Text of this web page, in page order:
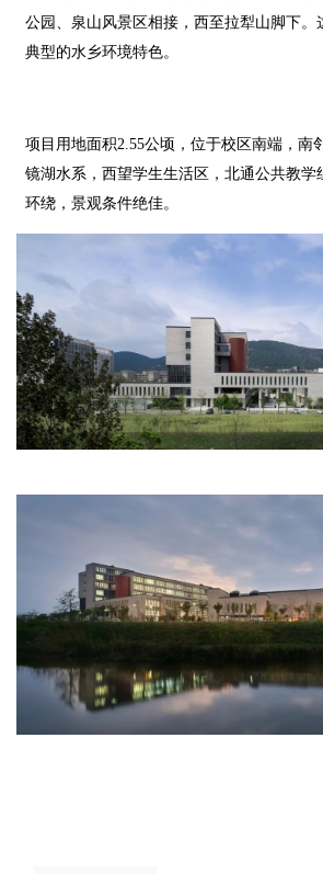
公园、泉山风景区相接，西至拉犁山脚下。
典型的水乡环境特色。
项目用地面积2.55公顷，位于校区南端，南
镜湖水系，西望学生生活区，北通公共教学
环绕，景观条件绝佳。